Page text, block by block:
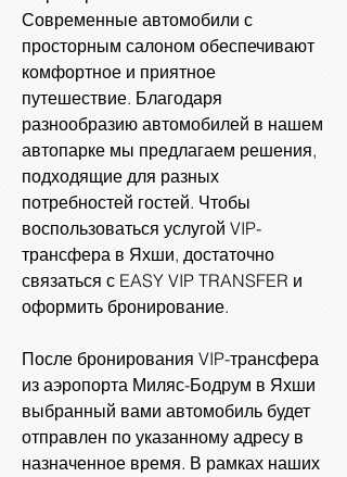
Современные автомобили с
просторным салоном обеспечивают
комфортное и приятное
путешествие. Благодаря
разнообразию автомобилей в нашем
автопарке мы предлагаем решения,
подходящие для разных
потребностей гостей. Чтобы
воспользоваться услугой VIP-
трансфера в Яхши, достаточно
связаться с EASY VIP TRANSFER и
оформить бронирование.
После бронирования VIP-трансфера
из аэропорта Миляс-Бодрум в Яхши
выбранный вами автомобиль будет
отправлен по указанному адресу в
назначенное время. В рамках наших